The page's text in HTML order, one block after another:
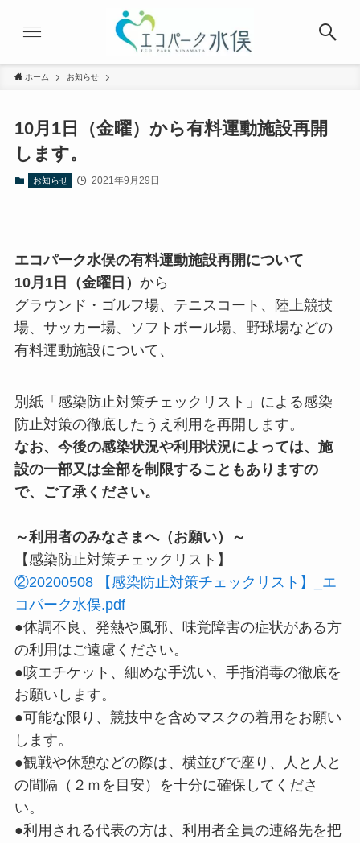
ホーム お知らせ
10月1日（金曜）から有料運動施設再開
します。
お知らせ 2021年9月29日
エコパーク水俣の有料運動施設再開について
10月1日（金曜日） から
グラウンド・ゴルフ場、テニスコート、陸上競技
場、サッカー場、ソフトボール場、野球場などの
有料運動施設について、
別紙「感染防止対策チェックリスト」による感染
防止対策の徹底したうえ利用を再開します。
なお、今後の感染状況や利用状況によっては、施
設の一部又は全部を制限することもありますの
で、ご了承ください。
～利用者のみなさまへ（お願い）～
【感染防止対策チェックリスト】
②20200508 【感染防止対策チェックリスト】_エ
コパーク水俣.pdf
●体調不良、発熱や風邪、味覚障害の症状がある方
の利用はご遠慮ください。
●咳エチケット、細めな手洗い、手指消毒の徹底を
お願いします。
●可能な限り、競技中を含めマスクの着用をお願い
します。
●観戦や休憩などの際は、横並びで座り、人と人と
の間隔（２ｍを目安）を十分に確保してくださ
い。
●利用される代表の方は、利用者全員の連絡先を把